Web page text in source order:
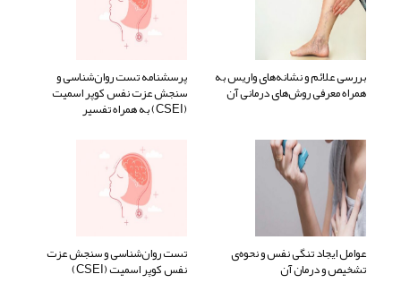
بررسی علائم و نشانه‌های واریس به
همراه معرفی روش‌های درمانی آن
پرسشنامه تست روان‌شناسی و
سنجش عزت نفس کوپر اسمیت
(CSEI) به همراه تفسیر
عوامل ایجاد تنگی نفس و نحوه‌ی
تشخیص و درمان آن
تست روان‌شناسی و سنجش عزت
نفس کوپر اسمیت (CSEI)